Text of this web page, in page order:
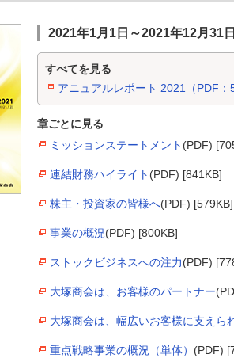
2021年1月1日～2021年12月31日
すべてを見る
アニュアルレポート 2021（PDF：
章ごとに見る
ミッションステートメント (PDF)
連結財務ハイライト (PDF) [841KB]
株主・投資家の皆様へ(PDF) [579KB]
事業の概況(PDF) [800KB]
ストックビジネスへの注力(PDF)
大塚商会は、お客様のパートナー
大塚商会は、幅広いお客様に支えら
重点戦略事業の概況（単体） (PDF)